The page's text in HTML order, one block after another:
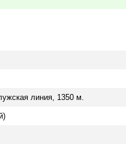
линия, 1350 м.